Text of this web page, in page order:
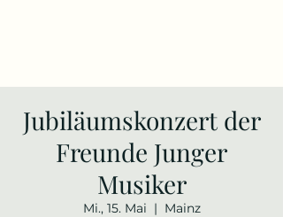
Jubiläumskonzert der
Freunde Junger
Musiker
Mi., 15. Mai
  |
Mainz